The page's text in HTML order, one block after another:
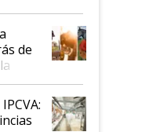
a 46
de